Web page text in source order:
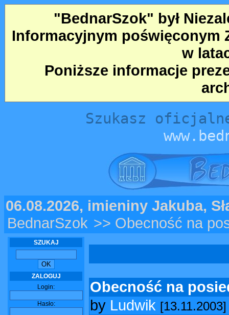
"BednarSzok" był
Informacyjnym poświęconym
w
Poniższe informacje
Szukasz
06.08.2026, imieniny Jakuba,
BednarSzok >> Obecność na
SZUKAJ
ZALOGUJ
Login:
Hasło:
Obecność na
by Ludwik [13.11.2003]